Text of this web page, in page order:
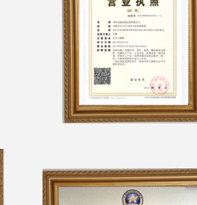
Licencia de la Corporación
de Empresas